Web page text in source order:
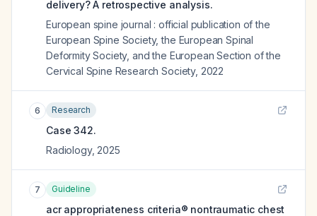
delivery? A retrospective analysis.
European spine journal : official publication of the
European Spine Society, the European Spinal
Deformity Society, and the European Section of the
Cervical Spine Research Society, 2022
6 Research
Case 342.
Radiology, 2025
7 Guideline
acr appropriateness criteria® nontraumatic chest